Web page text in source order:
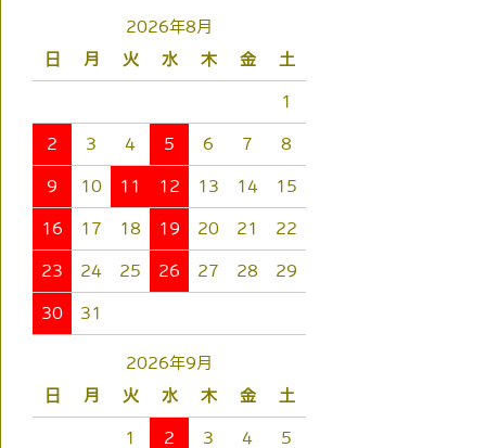
2026年8月
日
月 火 水 木 金 土
1
2 3 4 5 6 7 8
9 10 11 12 13 14 15
16 17 18 19 20 21 22
23 24 25 26 27 28 29
30 31
2026年9月
日
月 火 水 木 金 土
1 2 3 4 5